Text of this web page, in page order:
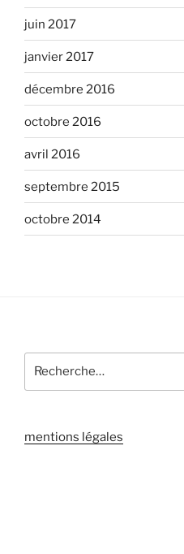
juin 2017
janvier 2017
décembre 2016
octobre 2016
avril 2016
septembre 2015
octobre 2014
pour
mentions légales